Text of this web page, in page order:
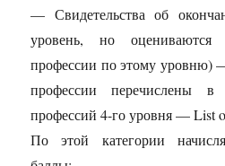
— Свидетельства об
уровень, но оцениваются
профессии по этому уровню)
профессии перечислены в
профессий 4-го уровня — List
По этой категории